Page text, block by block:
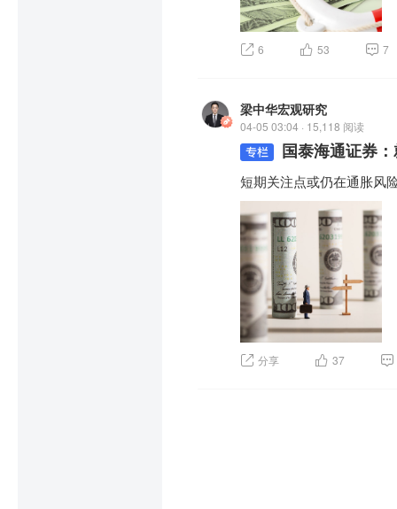
6 53 7
梁中华宏观研究
04-05 03:04 · 15,118 阅读
国泰海通证券
短期关注点或仍在通胀风
分享 37